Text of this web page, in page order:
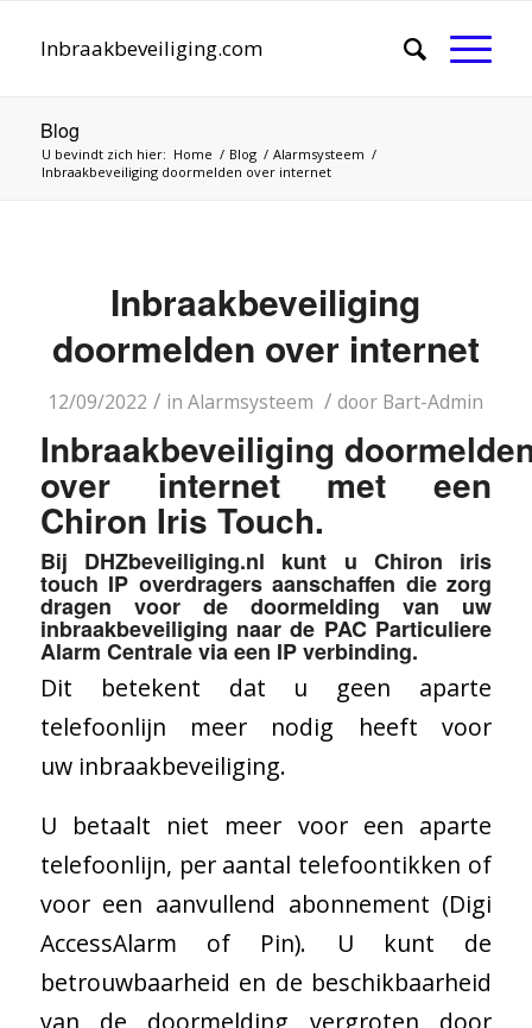
Inbraakbeveiliging.com
Blog
U bevindt zich hier: Home / Blog / Alarmsysteem /
Inbraakbeveiliging doormelden over internet
Inbraakbeveiliging
doormelden over internet
12/09/2022 / inAlarmsysteem / door Bart-Admin
Inbraakbeveiliging
over internet met een
Chiron Iris Touch.
Bij DHZbeveiliging.nl kunt u Chiron iris
touch IP overdragers aanschaffen die zorg
dragen voor de doormelding van uw
inbraakbeveiliging naar de PAC Particuliere
Alarm Centrale via een IP verbinding.
Dit betekent dat u geen aparte
telefoonlijn meer nodig heeft voor
uw inbraakbeveiliging.
U betaalt niet meer voor een aparte
telefoonlijn, per aantal telefoontikken of
voor een aanvullend abonnement (Digi
AccessAlarm of Pin). U kunt de
betrouwbaarheid en de beschikbaarheid
van de doormelding vergroten door